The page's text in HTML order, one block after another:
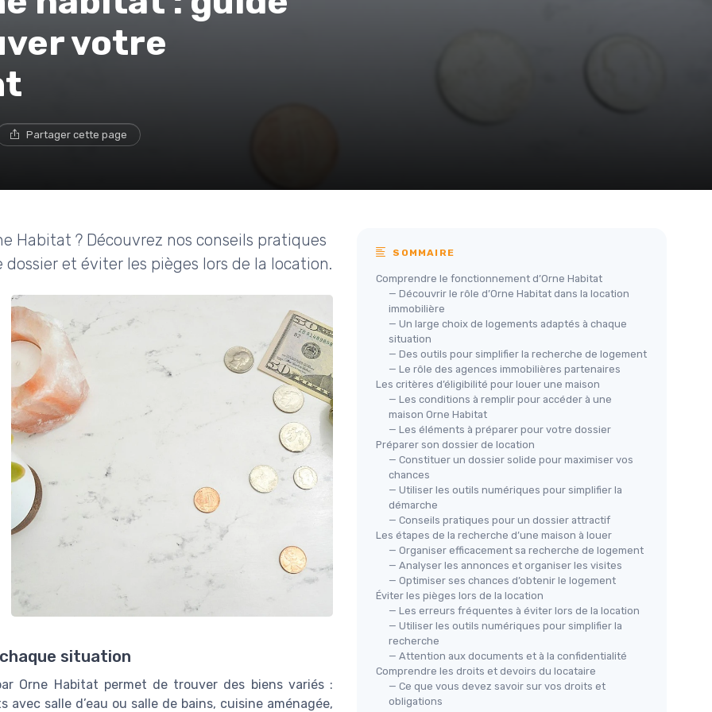
votre
Partager cette page
Habitat ? Découvrez nos conseils pratiques
et éviter les pièges lors de la location.
situation
Orne Habitat permet de trouver des biens variés :
salle d’eau ou salle de bains, cuisine aménagée,
SOMMAIRE
Comprendre le fonctionnement d’Orne Habitat
— Découvrir le rôle d’Orne Habitat dans la location
immobilière
— Un large choix de logements adaptés à chaque
situation
— Des outils pour simplifier la recherche de logement
— Le rôle des agences immobilières partenaires
Les critères d’éligibilité pour louer une maison
— Les conditions à remplir pour accéder à une
maison Orne Habitat
— Les éléments à préparer pour votre dossier
Préparer son dossier de location
— Constituer un dossier solide pour maximiser vos
chances
— Utiliser les outils numériques pour simplifier la
démarche
— Conseils pratiques pour un dossier attractif
Les étapes de la recherche d’une maison à louer
— Organiser efficacement sa recherche de logement
— Analyser les annonces et organiser les visites
— Optimiser ses chances d’obtenir le logement
Éviter les pièges lors de la location
— Les erreurs fréquentes à éviter lors de la location
— Utiliser les outils numériques pour simplifier la
recherche
— Attention aux documents et à la confidentialité
Comprendre les droits et devoirs du locataire
— Ce que vous devez savoir sur vos droits et
obligations